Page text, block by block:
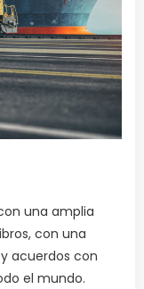
una amplia
con una
acuerdos con
el mundo.